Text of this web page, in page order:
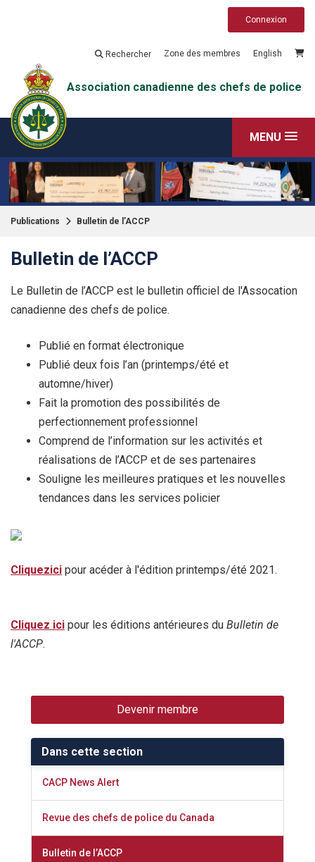
Connexion
Rechercher Zone des membres English
Association canadienne des chefs de police
MENU
Publications Bulletin de l’ACCP
Bulletin de l’ACCP
Le Bulletin de l’ACCP est le bulletin officiel de l'Assocation
canadienne des chefs de police.
Publié en format électronique
Publié deux fois l’an (printemps/été et
automne/hiver)
Fait la promotion des possibilités de
perfectionnement professionnel
Comprend de l’information sur les activités et
réalisations de l’ACCP et de ses partenaires
Souligne les meilleures pratiques et les nouvelles
tendances dans les services policier
Cliquezici pour acéder à l'édition printemps/été 2021.
Cliquez ici pour les éditions antérieures du Bulletin de
l'ACCP.
Devenir membre
Dans cette section
CACP News Alert
Revue des chefs de police du Canada
Bulletin de l’ACCP